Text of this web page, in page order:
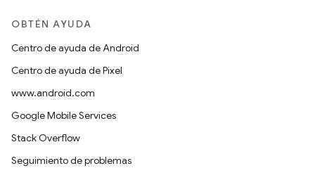
OBTÉN AYUDA
Centro de ayuda de Android
Centro de ayuda de Pixel
www.android.com
Google Mobile Services
Stack Overflow
Seguimiento de problemas